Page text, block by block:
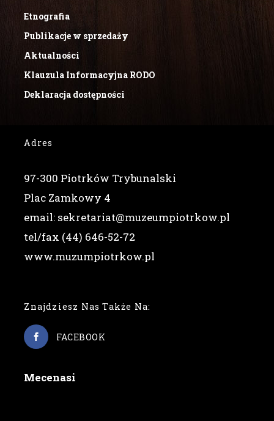
Etnografia
Publikacje w sprzedaży
Aktualności
Klauzula Informacyjna RODO
Deklaracja dostępności
Adres
97-300 Piotrków Trybunalski
Plac Zamkowy 4
email: sekretariat@muzeumpiotrkow.pl
tel/fax (44) 646-52-72
www.muzumpiotrkow.pl
Znajdziesz Nas Także Na:
FACEBOOK
Mecenasi